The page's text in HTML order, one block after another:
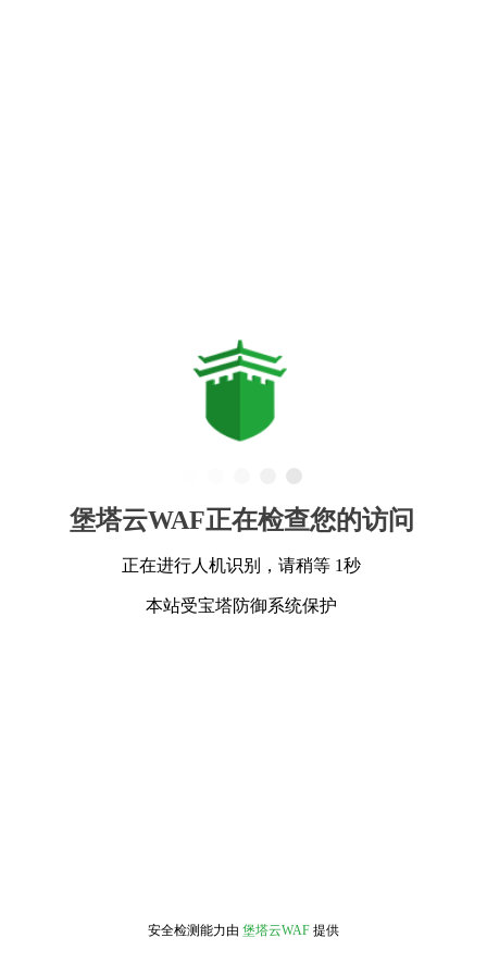
堡塔云WAF正在检查您的访问
正在进行人机识别，请稍等 1秒
本站受宝塔防御系统保护
安全检测能力由 堡塔云WAF 提供